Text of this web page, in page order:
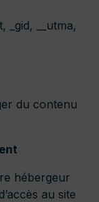
_gid, __utma,
du contenu
hébergeur
au site